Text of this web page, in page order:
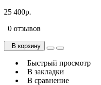
25 400р.
0 отзывов
В корзину
Быстрый просмотр
В закладки
В сравнение